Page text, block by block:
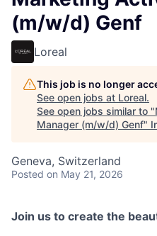
(m/w/d) Genf
Loreal
This job is no longer
See open jobs at Loreal.
See open jobs similar to "
Manager (m/w/d) Genf"
Geneva, Switzerland
Posted on May 21, 2026
Join us to create the